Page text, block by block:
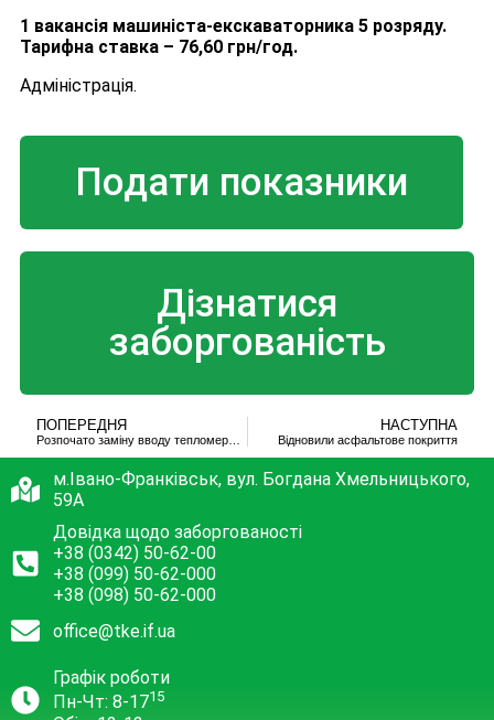
1 вакансія машиніста-екскаваторника 5 розряду.
Тарифна ставка – 76,60 грн/год.
Адміністрація.
Подати показники
Дізнатися
заборгованість
ПОПЕРЕДНЯ НАСТУПНА
Відновили асфальтове покриття
м.Івано-Франківськ, вул. Богдана Хмельницького,
59А
Довідка щодо заборгованості
+38 (0342) 50-62-00
+38 (099) 50-62-000
+38 (098) 50-62-000
office@tke.if.ua
Графік роботи
Пн-Чт: 8-1715